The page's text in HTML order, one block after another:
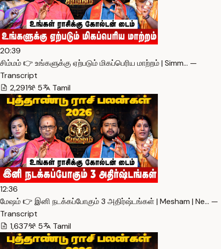
20:39
சிம்மம் 👉 உங்களுக்கு ஏற்படும் மிகப்பெரிய மாற்றம் | Simm… —
Transcript
2,291
5 Tamil
12:36
மேஷம் 👉 இனி நடக்கப்போகும் 3 அதிர்ஷ்டங்கள் | Mesham | Ne… —
Transcript
1,637
5 Tamil